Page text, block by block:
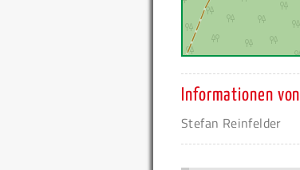
Informationen von
Stefan Reinfelder